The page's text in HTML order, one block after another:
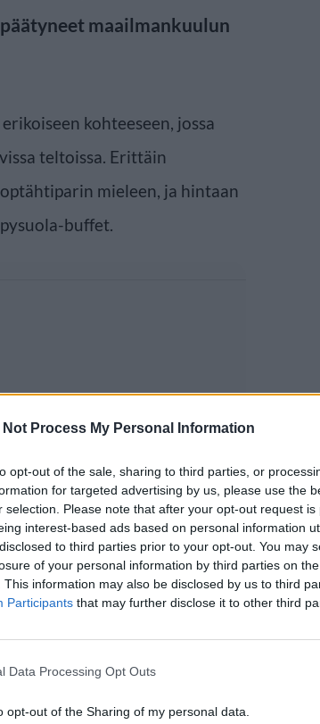
Not Process My Personal Information
opt-out of the sale, sharing to third parties, or
for targeted advertising by us, please use the
selection. Please note that after your opt-out request
interest-based ads based on personal information
to third parties prior to your opt-out. You may
of your personal information by third parties on the
This information may also be disclosed by us to third
Participants that may further disclose it to other third
Data Processing Opt Outs
opt-out of the Sharing of my personal data.
maailmankuulun
kohteeseen, jossa
teltoissa. Erittäin
mieleen, ja hintaan
buffet.